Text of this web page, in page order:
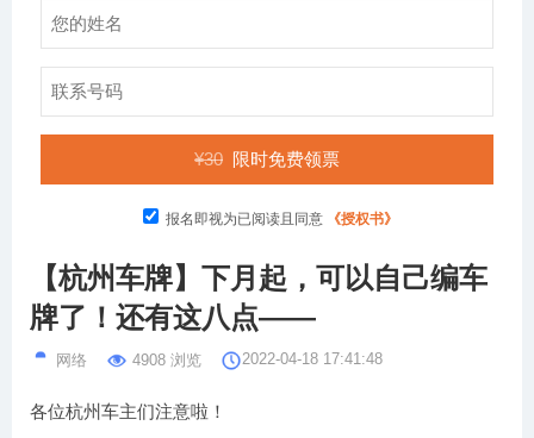
¥30 限时免费领票
报名即视为已阅读且同意 《授权书》
【杭州车牌】下月起，可以自己编车
牌了！还有这八点——
网络 4908 浏览 2022-04-18 17:41:48
各位杭州车主们注意啦！